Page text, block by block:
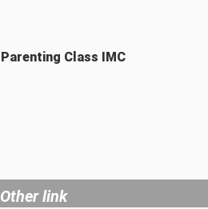
Parenting Class IMC
Other link